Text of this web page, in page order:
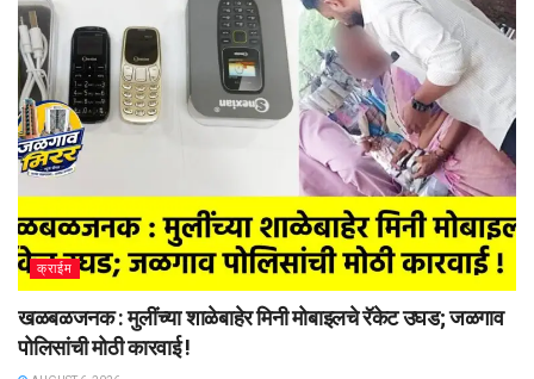
क्राईम
खळबळजनक : मुलींच्या शाळेबाहेर मिनी मोबाइलचे रॅकेट उघड; जळगाव
पोलिसांची मोठी कारवाई !